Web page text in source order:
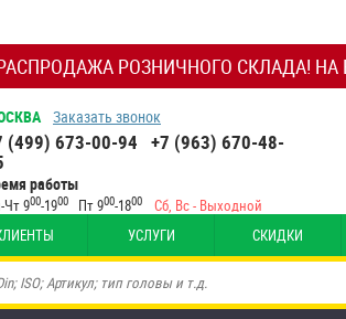
РОЗНИЧНОГО СКЛАДА! НА
Заказать звонок
(499) 673-00-94 +7 (963) 670-48-
работы
Чт 900-1900 Пт 900-1800 Сб, Вс - Выходной
УСЛУГИ СКИДКИ